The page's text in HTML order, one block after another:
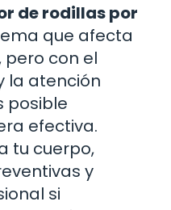
de rodillas por
que afecta
con el
la atención
posible
efectiva.
tu cuerpo,
y
si